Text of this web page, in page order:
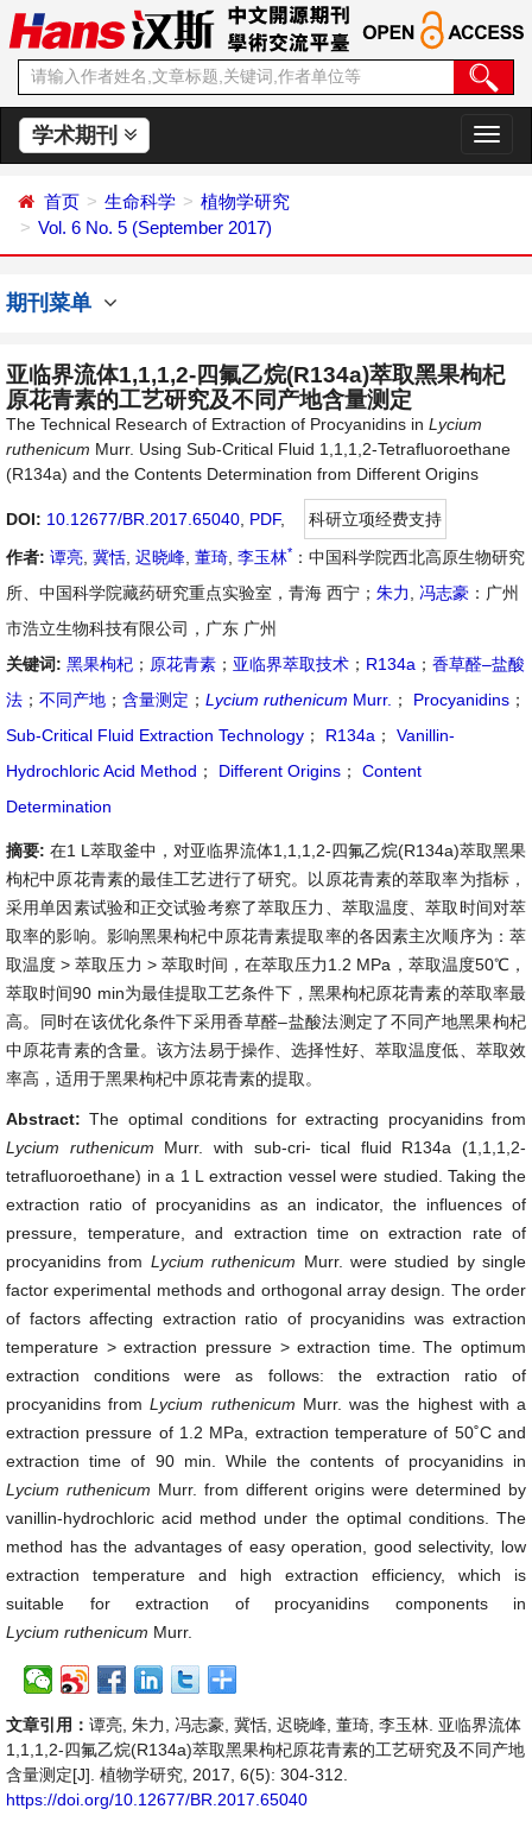
学术期刊
切
换
首页 生命科学
植物学研究
Vol. 6 No. 5 (September 2017)
期刊菜单
亚临界流体1,1,1,2-四氟乙烷(R134a)萃取黑果枸杞
原花青素的工艺研究及不同产地含量测定
The Technical Research of Extraction of Procyanidins in Lycium
ruthenicum Murr. Using Sub-Critical Fluid 1,1,1,2-Tetrafluoroethane
(R134a) and the Contents Determination from Different Origins
DOI: 10.12677/BR.2017.65040 PDF,
科研立项经费支持
作者: 谭亮 冀恬 迟晓峰 董琦 李玉林* ：中国科学院西北高原生物研究
所、中国科学院藏药研究重点实验室，青海 西宁； 朱力 冯志豪 ：广州
市浩立生物科技有限公司，广东 广州
关键词: 黑果枸杞 ； 原花青素 ； 亚临界萃取技术 ； R134a ； 香草醛–盐酸
法 ； 不同产地 ； 含量测定 ； Lycium ruthenicum Murr. ； Procyanidins ；
Sub-Critical Fluid Extraction Technology ； R134a ；
Vanillin-
Hydrochloric Acid Method ； Different Origins ；
Content
Determination
摘要: 在1 L萃取釜中，对亚临界流体1,1,1,2-四氟乙烷(R134a)萃取黑果
枸杞中原花青素的最佳工艺进行了研究。以原花青素的萃取率为指标，
采用单因素试验和正交试验考察了萃取压力、萃取温度、萃取时间对萃
取率的影响。影响黑果枸杞中原花青素提取率的各因素主次顺序为：萃
取温度 > 萃取压力 > 萃取时间，在萃取压力1.2 MPa，萃取温度50℃，
萃取时间90 min为最佳提取工艺条件下，黑果枸杞原花青素的萃取率最
高。同时在该优化条件下采用香草醛–盐酸法测定了不同产地黑果枸杞
中原花青素的含量。该方法易于操作、选择性好、萃取温度低、萃取效
率高，适用于黑果枸杞中原花青素的提取。
Abstract:The optimal conditions for extracting procyanidins from
Lycium ruthenicum Murr. with sub-cri- tical fluid R134a (1,1,1,2-
tetrafluoroethane) in a 1 L extraction vessel were studied. Taking the
extraction ratio of procyanidins as an indicator, the influences of
pressure, temperature, and extraction time on extraction rate of
procyanidins from Lycium ruthenicum Murr. were studied by single
factor experimental methods and orthogonal array design. The order
of factors affecting extraction ratio of procyanidins was extraction
temperature > extraction pressure > extraction time. The optimum
extraction conditions were as follows: the extraction ratio of
procyanidins fromLycium ruthenicum Murr. was the highest with a
extraction pressure of 1.2 MPa, extraction temperature of 50˚C and
extraction time of 90 min. While the contents of procyanidins in
Lycium ruthenicum Murr. from different origins were determined by
vanillin-hydrochloric acid method under the optimal conditions. The
method has the advantages of easy operation, good selectivity, low
extraction temperature and high extraction efficiency, which is
suitable for extraction of procyanidins components in
Lycium ruthenicum Murr.
文章引用： 谭亮, 朱力, 冯志豪, 冀恬, 迟晓峰, 董琦, 李玉林. 亚临界流体
1,1,1,2-四氟乙烷(R134a)萃取黑果枸杞原花青素的工艺研究及不同产地
含量测定[J]. 植物学研究, 2017, 6(5): 304-312.
https://doi.org/10.12677/BR.2017.65040